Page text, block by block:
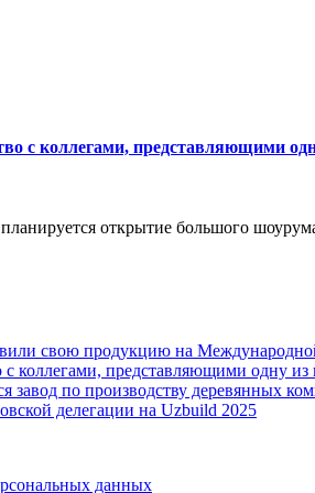
с коллегами, представляющими
открытие большого
свою продукцию на
с коллегами, представляющими одну
завод по производству деревянных
делегации на Uzbuild 2025
данных